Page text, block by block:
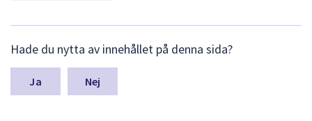
ä
m
a
Hade du nytta av innehållet på denna sida?
Nej